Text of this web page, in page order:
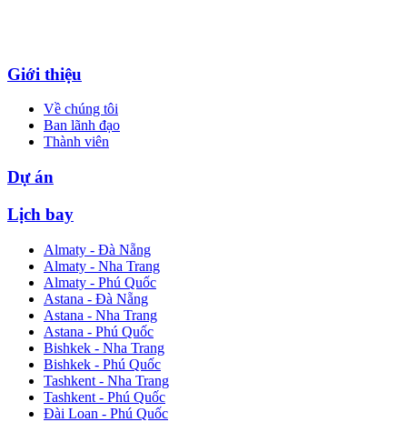
Giới thiệu
Về chúng tôi
Ban lãnh đạo
Thành viên
Dự án
Lịch bay
Almaty - Đà Nẵng
Almaty - Nha Trang
Almaty - Phú Quốc
Astana - Đà Nẵng
Astana - Nha Trang
Astana - Phú Quốc
Bishkek - Nha Trang
Bishkek - Phú Quốc
Tashkent - Nha Trang
Tashkent - Phú Quốc
Đài Loan - Phú Quốc